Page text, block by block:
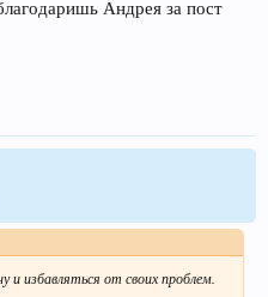
Андрея за пост
избавляться от своих проблем.